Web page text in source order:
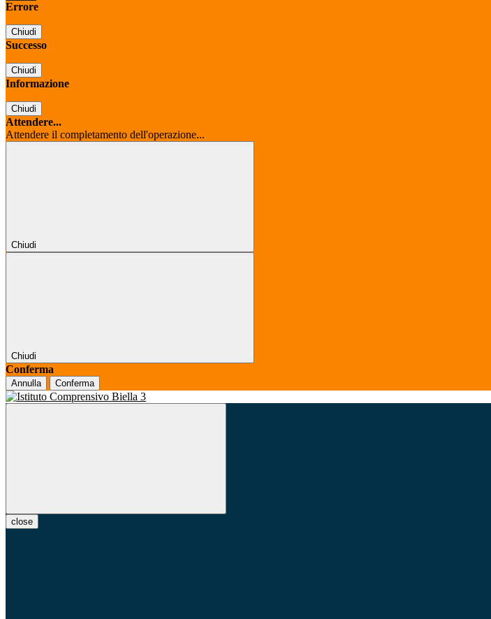
Errore
Chiudi
Successo
Chiudi
Informazione
Chiudi
Attendere...
Attendere il completamento dell'operazione...
Chiudi
Chiudi
Conferma
Annulla Conferma
close